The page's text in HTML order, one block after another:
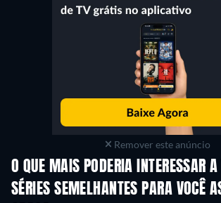
Remover este anúncio
O QUE MAIS PODERIA INTERESSAR A
Série Série
SÉRIES SEMELHANTES PARA VOCÊ